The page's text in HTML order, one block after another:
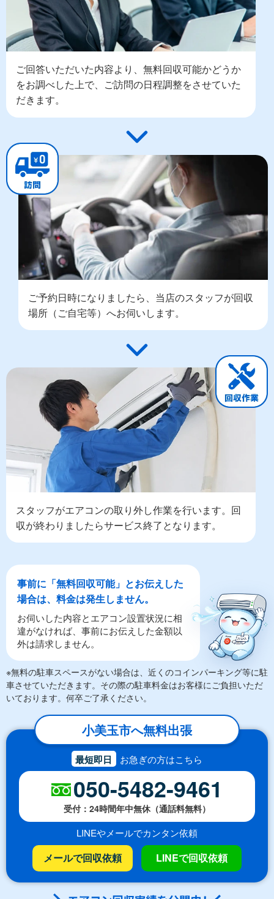
ご回答いただいた内容より、無料回収可能かどうか
をお調べした上で、ご訪問の日程調整をさせていた
だきます。
ご予約日時になりましたら、当店のスタッフが回収
場所（ご自宅等）へお伺いします。
スタッフがエアコンの取り外し作業を行います。回
収が終わりましたらサービス終了となります。
事前に「無料回収可能」とお伝えした
場合は、料金は発生しません。
お伺いした内容とエアコン設置状況に相
違がなければ、事前にお伝えした金額以
外は請求しません。
※無料の駐車スペースがない場合は、近くのコインパーキング等に駐
車させていただきます。その際の駐車料金はお客様にご負担いただ
いております。何卒ご了承ください。
小美玉市へ無料出張
最短即日 お急ぎの方はこちら
050-5482-9461
受付：24時間年中無休（通話料無料）
LINEやメールでカンタン依頼
メールで回収依頼 LINEで回収依頼